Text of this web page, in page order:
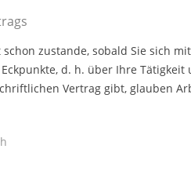
zustande, sobald Sie sich
d. h. über Ihre
Vertrag gibt, glauben